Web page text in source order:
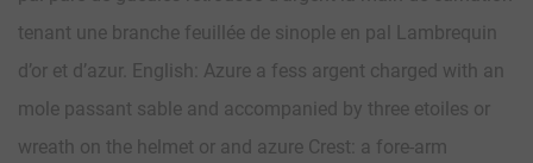
tenant une branche feuillée de sinople en pal Lambrequin
d’or et d’azur. English: Azure a fess argent charged with an
mole passant sable and accompanied by three etoiles or
wreath on the helmet or and azure Crest: a fore-arm